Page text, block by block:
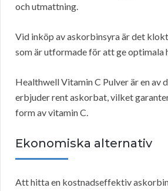
och utmattning.
Vid inköp av askorbinsyra är det
som är utformade för att ge optimala
Healthwell Vitamin C Pulver är en av
erbjuder rent askorbat, vilket
form av vitamin C.
Ekonomiska alternativ
Att hitta en kostnadseffektiv